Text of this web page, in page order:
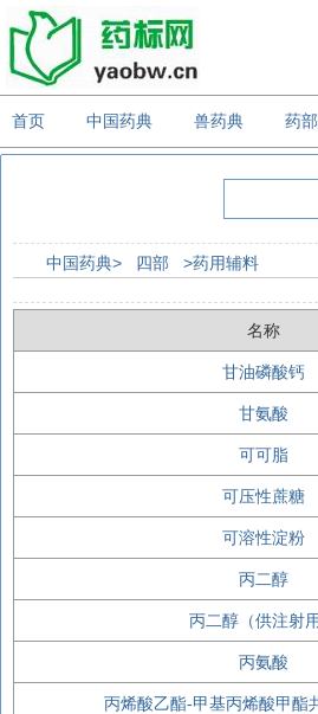
首页 中国药典 兽药典 药
中国药典> 四部 >药用辅料
名称
甘油磷酸钙
甘氨酸
可可脂
可压性蔗糖
可溶性淀粉
丙二醇
丙二醇（供注射用
丙氨酸
丙烯酸乙酯-甲基丙烯酸甲酯